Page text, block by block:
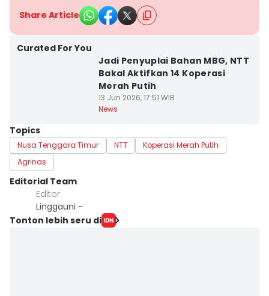
Share Article
Curated For You
Jadi Penyuplai Bahan MBG, NTT
Bakal Aktifkan 14 Koperasi
Merah Putih
13 Jun 2026, 17:51 WIB
News
Topics
Nusa Tenggara Timur NTT
Koperasi Merah Putih
Agrinas
Editorial Team
Editor
Linggauni -
Tonton lebih seru di